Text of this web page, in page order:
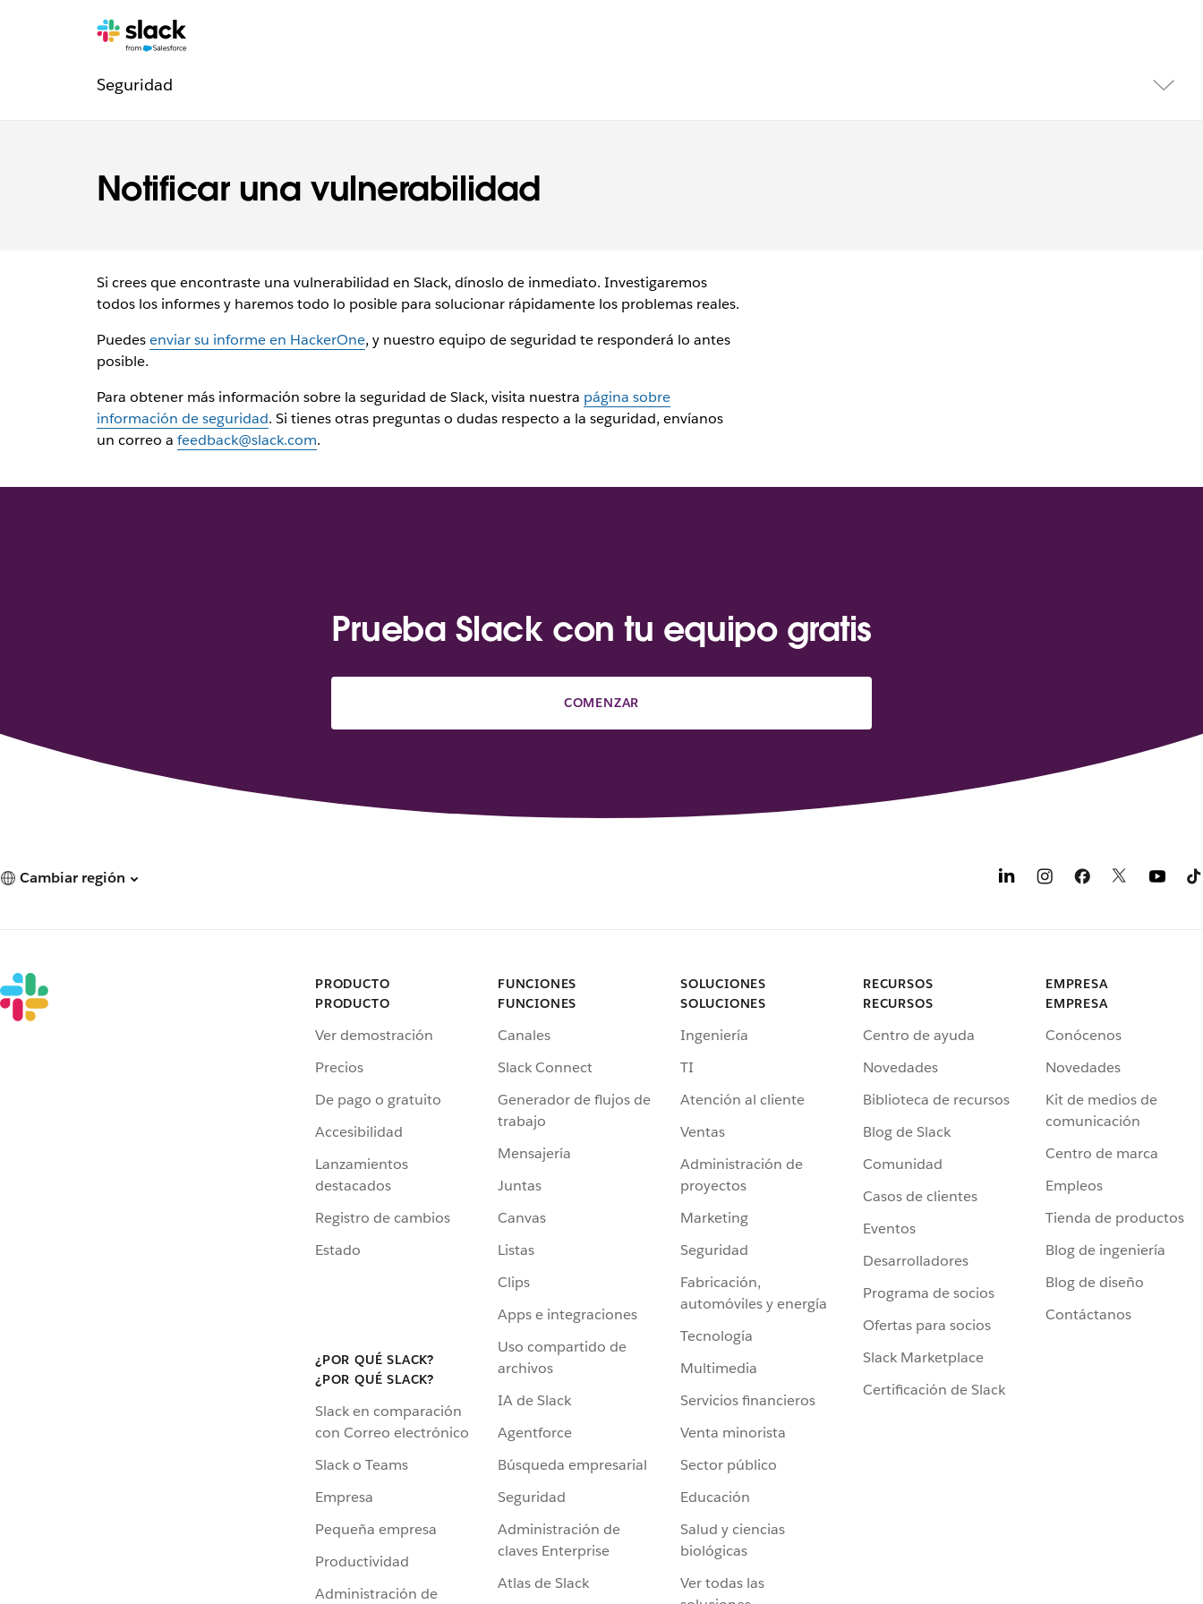
Notificar una vulnerabilidad
Páginas
Seguridadadicionales
Si crees que encontraste una vulnerabilidad en Slack, dínoslo de inmediato. Investigaremos
todos los informes y haremos todo lo posible para solucionar rápidamente los problemas reales.
Puedesenviar su informe en HackerOne, y nuestro equipo de seguridad te responderá lo antes
posible.
Para obtener más información sobre la seguridad de Slack, visita nuestra página sobre
información de seguridad. Si tienes otras preguntas o dudas respecto a la seguridad, envíanos
un correo a feedback@slack.com.
Prueba Slack con tu equipo gratis
COMENZAR
Cambiar región
PRODUCTO
PRODUCTO
Ver demostración
Precios
De pago o gratuito
Accesibilidad
Lanzamientos
destacados
Registro de cambios
Estado
¿POR QUÉ SLACK?
¿POR QUÉ SLACK?
Slack en comparación
con Correo electrónico
Slack o Teams
Empresa
Pequeña empresa
Productividad
Administración de
FUNCIONES
FUNCIONES
Canales
Slack Connect
Generador de flujos de
trabajo
Mensajería
Juntas
Canvas
Listas
Clips
Apps e integraciones
Uso compartido de
archivos
IA de Slack
Agentforce
Búsqueda empresarial
Seguridad
Administración de
claves Enterprise
Atlas de Slack
SOLUCIONES
SOLUCIONES
Ingeniería
TI
Atención al cliente
Ventas
Administración de
proyectos
Marketing
Seguridad
Fabricación,
automóviles y energía
Tecnología
Multimedia
Servicios financieros
Venta minorista
Sector público
Educación
Salud y ciencias
biológicas
Ver todas las
RECURSOS
RECURSOS
Centro de ayuda
Novedades
Biblioteca de recursos
Blog de Slack
Comunidad
Casos de clientes
Eventos
Desarrolladores
Programa de socios
Ofertas para socios
Slack Marketplace
Certificación de Slack
EMPRESA
EMPRESA
Conócenos
Novedades
Kit de medios de
comunicación
Centro de marca
Empleos
Tienda de productos
Blog de ingeniería
Blog de diseño
Contáctanos